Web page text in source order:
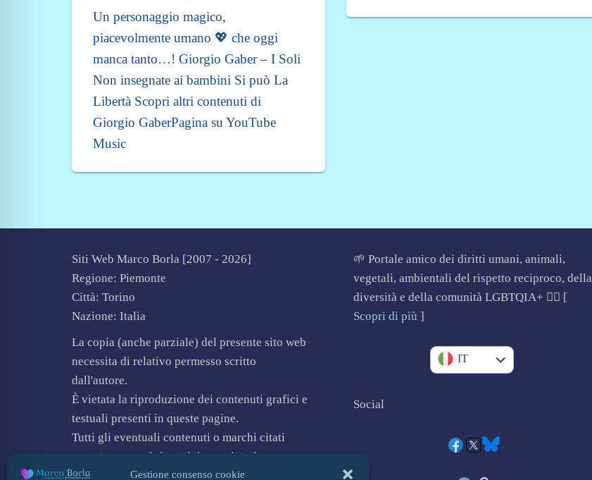
Gestione consenso cookie
Un personaggio magico,
piacevolmente umano 💖 che oggi
manca tanto…! Giorgio Gaber – I Soli
Non insegnate ai bambini Si può La
Libertà Scopri altri contenuti di
Giorgio GaberPagina su YouTube
Music
Siti Web Marco Borla [2007 - 2026]
Regione: Piemonte
Città: Torino
Nazione: Italia
La copia (anche parziale) del presente sito web
necessita di relativo permesso scritto
dall'autore.
È vietata la riproduzione dei contenuti grafici e
testuali presenti in queste pagine.
Tutti gli eventuali contenuti o marchi citati
appartengono ai rispettivi proprietari.
🌱 Portale amico dei diritti umani, animali,
vegetali, ambientali del rispetto reciproco, della
diversità e della comunità LGBTQIA+ 🏳️‍🌈 [
Scopri di più ]
EN
IT
Social